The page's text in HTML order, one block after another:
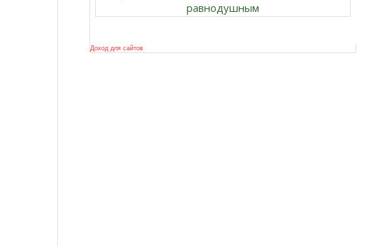
равнодушным
Доход для сайтов